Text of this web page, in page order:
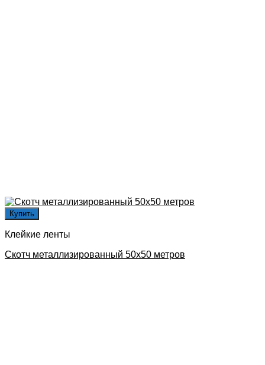
Купить
Клейкие ленты
Скотч металлизированный 50х50 метров